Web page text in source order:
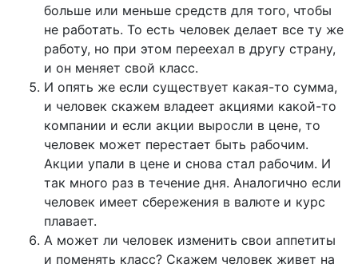
больше или меньше средств для того, чтобы
не работать. То есть человек делает все ту же
работу, но при этом переехал в другу страну,
и он меняет свой класс.
И опять же если существует какая-то сумма,
и человек скажем владеет акциями какой-то
компании и если акции выросли в цене, то
человек может перестает быть рабочим.
Акции упали в цене и снова стал рабочим. И
так много раз в течение дня. Аналогично если
человек имеет сбережения в валюте и курс
плавает.
А может ли человек изменить свои аппетиты
и поменять класс? Скажем человек живет на